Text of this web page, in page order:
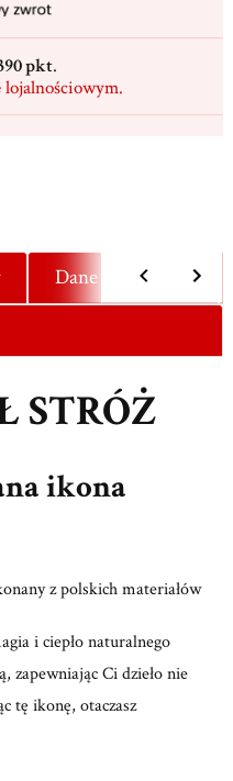
pkt.
Dane techniczne
STRÓŻ
ikona
z polskich materiałów
i ciepło naturalnego
zapewniając Ci dzieło nie
tę ikonę, otaczasz